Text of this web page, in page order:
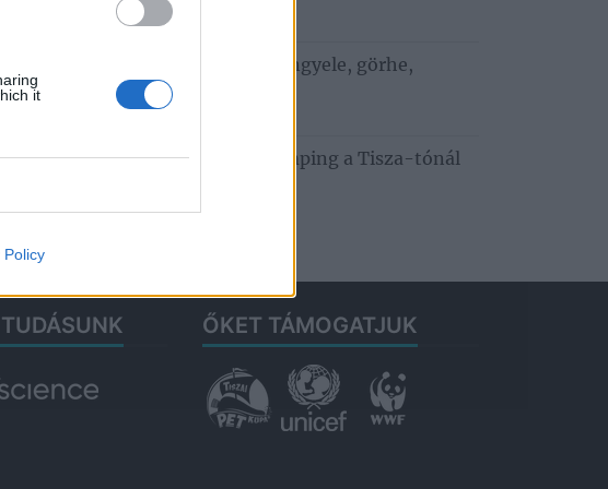
it
Policy
2026. július 29.
Ősi ízek a vízparton: bengyele, görhe,
hebedunda
Augusztusi fesztiváldömping a Tisza-tónál
2026. július 22.
ŐKET TÁMOGATJUK